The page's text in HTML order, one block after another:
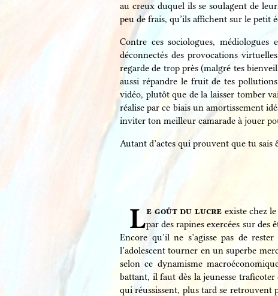
au creux duquel ils se soulagent de
peu de frais, qu’ils affichent sur le petit
Contre ces sociologues,
déconnectés des provocations
regarde de trop près (malgré tes
aussi répandre le fruit de tes
vidéo, plutôt que de la laisser tomber
réalise par ce biais un amortissement
inviter ton meilleur camarade à jouer
Autant d’actes qui prouvent que tu
Le goût du lucre existe chez
par des rapines exercées sur des
Encore qu’il ne s’agisse pas de
l’adolescent tourner en un superbe
selon ce dynamisme
battant, il faut dès la jeunesse
qui réussissent, plus tard se retrouvent